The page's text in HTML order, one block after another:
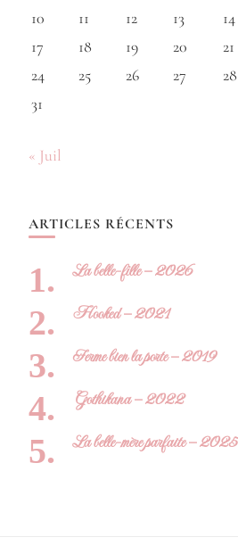
10
11 12 13 14
17
18 19 20 21
24
25 26 27 28
31
« Juil
ARTICLES RÉCENTS
La belle-fille – 2026
Hooked – 2021
Ferme bien la porte – 2019
Gothikana – 2022
La belle-mère parfaite – 2025